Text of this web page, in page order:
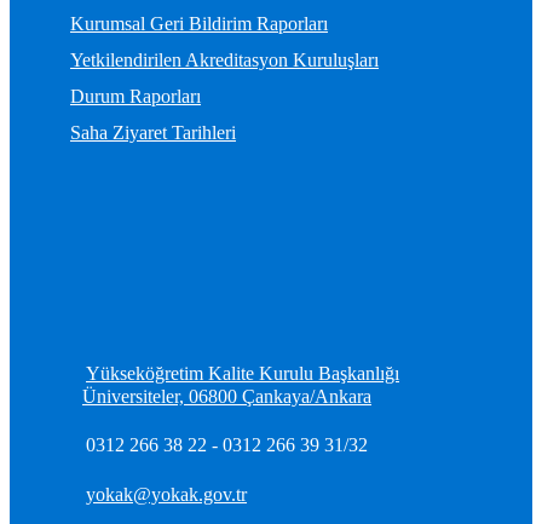
Kurumsal Geri Bildirim Raporları
Yetkilendirilen Akreditasyon Kuruluşları
Durum Raporları
Saha Ziyaret Tarihleri
Yükseköğretim Kalite Kurulu Başkanlığı
Üniversiteler, 06800 Çankaya/Ankara
0312 266 38 22 - 0312 266 39 31/32
yokak@yokak.gov.tr